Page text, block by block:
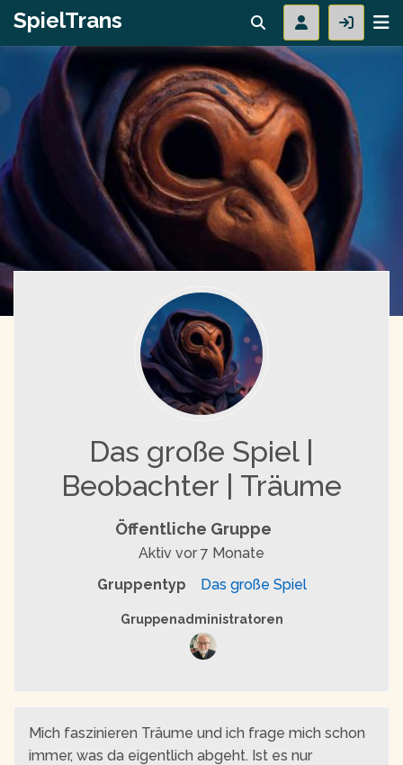
SpielTrans
Das große Spiel |
Beobachter | Träume
Öffentliche Gruppe
Aktiv vor 7 Monate
Gruppentyp
Das große Spiel
Gruppenführung
Gruppenadministratoren
Mich faszinieren Träume und ich frage mich schon
immer, was da eigentlich abgeht. Ist es nur